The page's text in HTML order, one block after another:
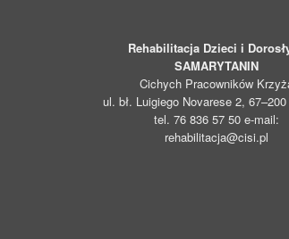
Rehabilitacja Dzieci i
SAMARYTANIN
Cichych Pracowników
ul. bł. Luigiego Novarese 2, 67–200
tel. 76 836 57 50 e-mail:
rehabilitacja@cisi.pl